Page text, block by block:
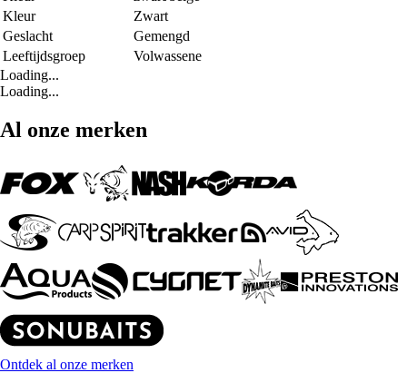
Kleur
Zwart
Geslacht
Gemengd
Leeftijdsgroep
Volwassene
Loading...
Loading...
Al onze merken
Ontdek al onze merken